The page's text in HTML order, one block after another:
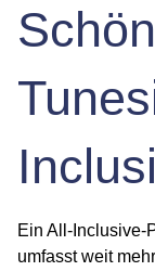
Ein All-Inclusive-
umfasst weit